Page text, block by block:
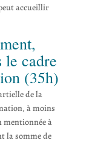
accueillir
le cadre
(35h)
de la
à moins
mentionnée à
la somme de